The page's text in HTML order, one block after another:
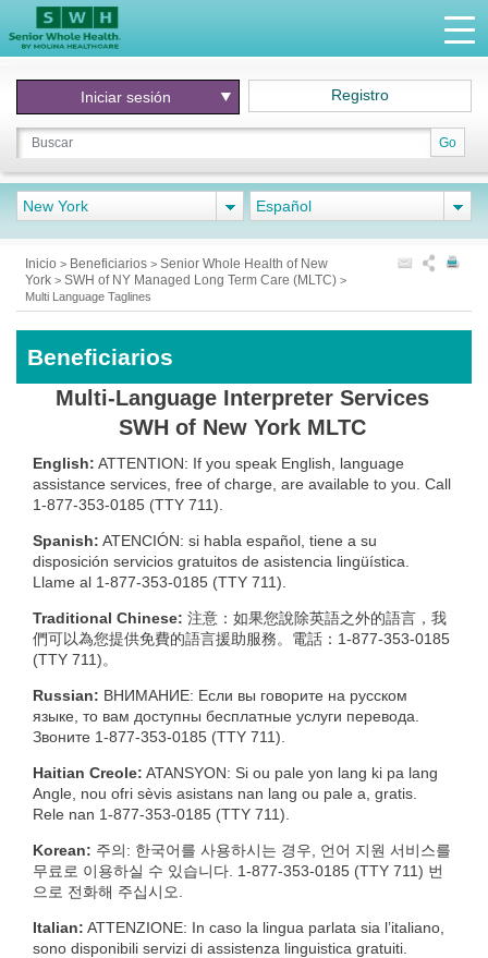
Go
Iniciar sesión Registro
New York Español
Inicio > Beneficiarios > Senior Whole Health of New
York > SWH of NY Managed Long Term Care (MLTC) >
Multi Language Taglines
Beneficiarios
Multi-Language Interpreter Services
SWH of New York MLTC
English: ATTENTION: If you speak English, language
assistance services, free of charge, are available to you. Call
1-877-353-0185 (TTY 711).
Spanish: ATENCIÓN: si habla español, tiene a su
disposición servicios gratuitos de asistencia lingüística.
Llame al 1-877-353-0185 (TTY 711).
Traditional Chinese: 注意：如果您說除英語之外的語言，我
們可以為您提供免費的語言援助服務。電話：1-877-353-0185
(TTY 711)。
Russian: ВНИМАНИЕ: Если вы говорите на русском
языке, то вам доступны бесплатные услуги перевода.
Звоните 1-877-353-0185 (TTY 711).
Haitian Creole: ATANSYON: Si ou pale yon lang ki pa lang
Angle, nou ofri sèvis asistans nan lang ou pale a, gratis.
Rele nan 1-877-353-0185 (TTY 711).
Korean: 주의: 한국어를 사용하시는 경우, 언어 지원 서비스를
무료로 이용하실 수 있습니다. 1‑877-353-0185 (TTY 711) 번
으로 전화해 주십시오.
Italian: ATTENZIONE: In caso la lingua parlata sia l’italiano,
sono disponibili servizi di assistenza linguistica gratuiti.